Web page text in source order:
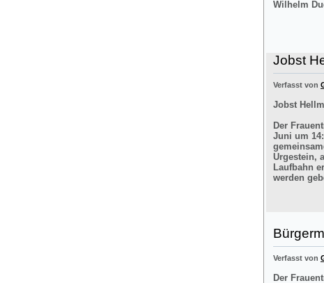
Wilhelm
Jobst
Verfasst von
Jobst
Der
Juni um
Urgestein,
Laufbahn
werden
Verfasst von
Der